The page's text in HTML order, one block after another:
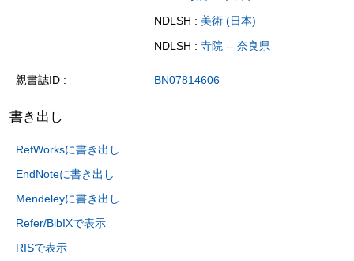
NDLSH : 美術 (日本)
NDLSH : 寺院 -- 奈良県
親書誌ID BN07814606
書き出し
RefWorksに書き出し
EndNoteに書き出し
Mendeleyに書き出し
Refer/BibIXで表示
RISで表示